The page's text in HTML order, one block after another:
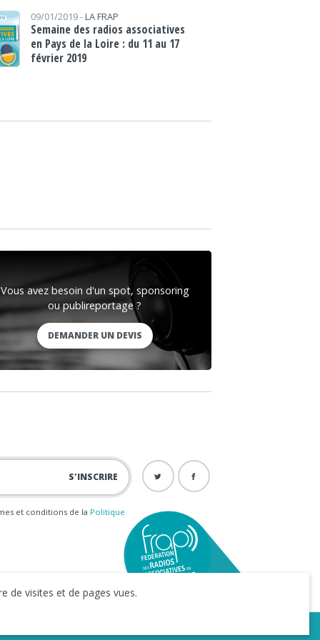
09/01/2019 - LA FRAP
Semaine des radios associatives
en Pays de la Loire : du 11 au 17
février 2019
Vous avez besoin d'un spot, sponsoring
ou publireportage ?
DEMANDER UN DEVIS
et conditions de la Politique
de visites et de pages vues.